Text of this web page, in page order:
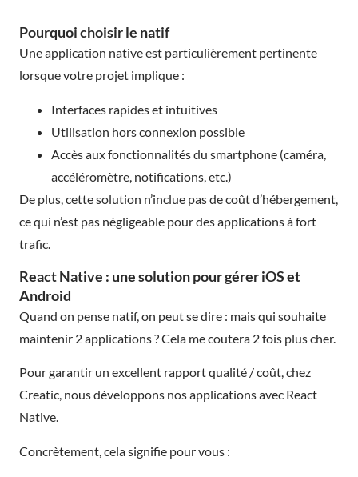
Pourquoi choisir le natif
Une application native est particulièrement pertinente
lorsque votre projet implique :
Interfaces rapides et intuitives
Utilisation hors connexion possible
Accès aux fonctionnalités du smartphone (caméra,
accéléromètre, notifications, etc.)
De plus, cette solution n’inclue pas de coût d’hébergement,
ce qui n’est pas négligeable pour des applications à fort
trafic.
React Native : une solution pour gérer iOS et
Android
Quand on pense natif, on peut se dire : mais qui souhaite
maintenir 2 applications ? Cela me coutera 2 fois plus cher.
Pour garantir un excellent rapport qualité / coût, chez
Creatic, nous développons nos applications avec React
Native.
Concrètement, cela signifie pour vous :